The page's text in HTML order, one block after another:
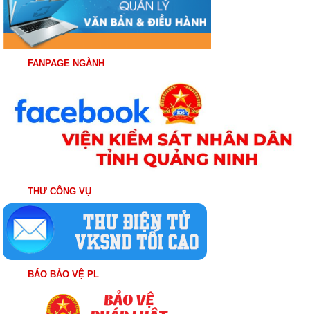
FANPAGE NGÀNH
THƯ CÔNG VỤ
BÁO BẢO VỆ PL